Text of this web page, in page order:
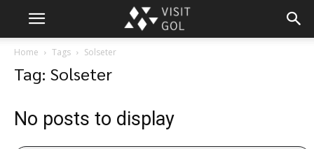
Home Tags Solseter
Tag: Solseter
No posts to display